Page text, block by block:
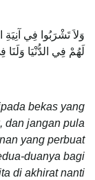
وَلاَ تَشْرَبُوا فِي
لَهُمْ فِي الدُّنْيَا وَلَنَا
bekas yang
dan jangan pula
yang perbuat
duanya bagi
di akhirat nanti.